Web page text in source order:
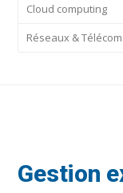
Cloud computing
Réseaux &
Gestion